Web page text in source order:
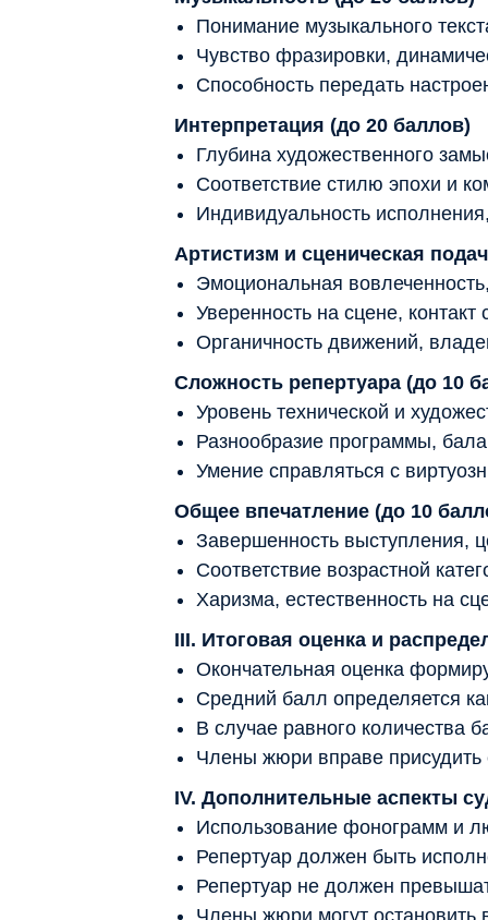
Понимание музыкального
Чувство фразировки,
Способность передать
Интерпретация (до 20 баллов)
Глубина художественного
Соответствие стилю эпохи и
Индивидуальность
Артистизм и сценическая
Эмоциональная
Уверенность на сцене, контакт
Органичность движений,
Сложность репертуара (до 10
Уровень технической и
Разнообразие программы,
Умение справляться с
Общее впечатление (до 10
Завершенность выступления,
Соответствие возрастной
Харизма, естественность на
III. Итоговая оценка и
Окончательная оценка
Средний балл определяется
В случае равного количества
Члены жюри вправе
IV. Дополнительные аспекты
Использование фонограмм и
Репертуар должен быть
Репертуар не должен
Члены жюри могут